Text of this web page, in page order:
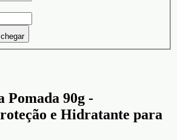
Pomada 90g -
e Hidratante para